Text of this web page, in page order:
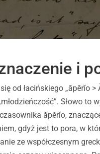
i
od łacińskiego „ăpĕrĭo
Słowo
ăpĕrĭo,
gdyż jest to pora, w
ze współczesnym